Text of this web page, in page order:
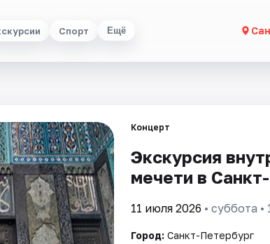
Спорт Ещё
Концерт
Экскурсия
мечети в
11 июля 2026 • суббота •
Город: Санкт-Петербург